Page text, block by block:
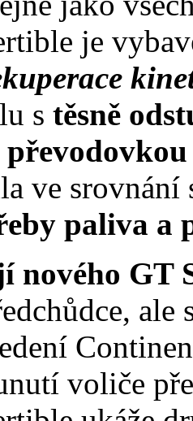
je
s těsně
ve srovnání
paliva a
nového GT
ale
voliče